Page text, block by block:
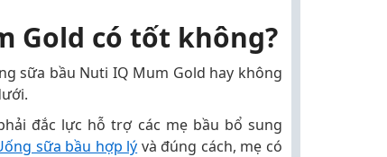
Gold có tốt không?
sữa bầu Nuti IQ Mum Gold hay không
đắc lực hỗ trợ các mẹ bầu bổ sung
sữa bầu hợp lý và đúng cách, mẹ có